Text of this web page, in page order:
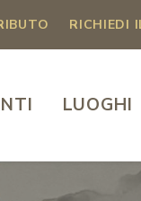
RICHIEDI
LUOGHI